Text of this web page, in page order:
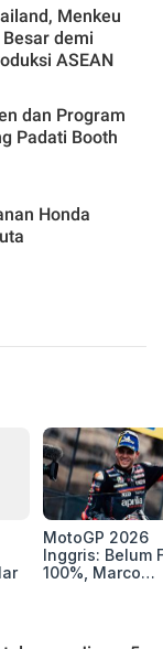
Menkeu
demi
ASEAN
dan Program
Padati Booth
Honda
MotoGP 2026
Inggris: Belum
100%, Marco